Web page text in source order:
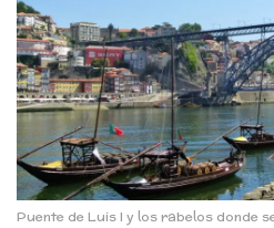
Puente de Luis I y los rabelos donde